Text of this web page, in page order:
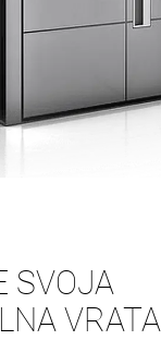
SVOJA
VRATA